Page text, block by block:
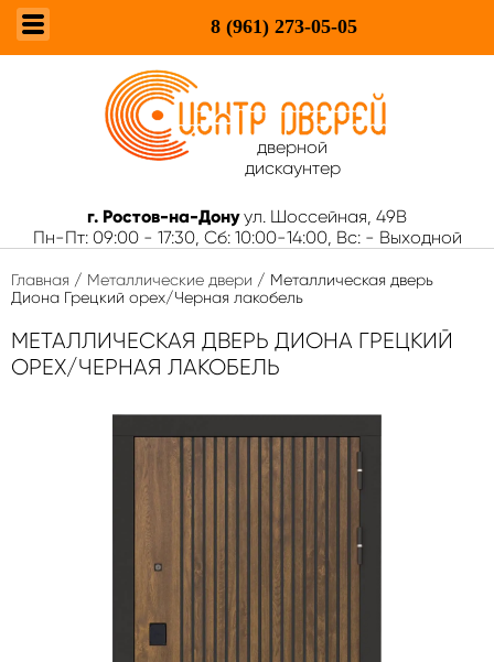
8 (961) 273-05-05
дверной
дискаунтер
г. Ростов-на-Дону ул. Шоссейная, 49В
Пн-Пт: 09:00 - 17:30, Сб: 10:00-14:00, Вс: - Выходной
Главная / Металлические двери / Металлическая дверь
Диона Грецкий орех/Черная лакобель
МЕТАЛЛИЧЕСКАЯ ДВЕРЬ ДИОНА ГРЕЦКИЙ
ОРЕХ/ЧЕРНАЯ ЛАКОБЕЛЬ